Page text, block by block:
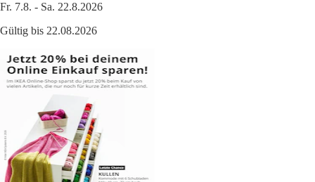
Fr. 7.8. - Sa. 22.8.2026
Gültig bis 22.08.2026